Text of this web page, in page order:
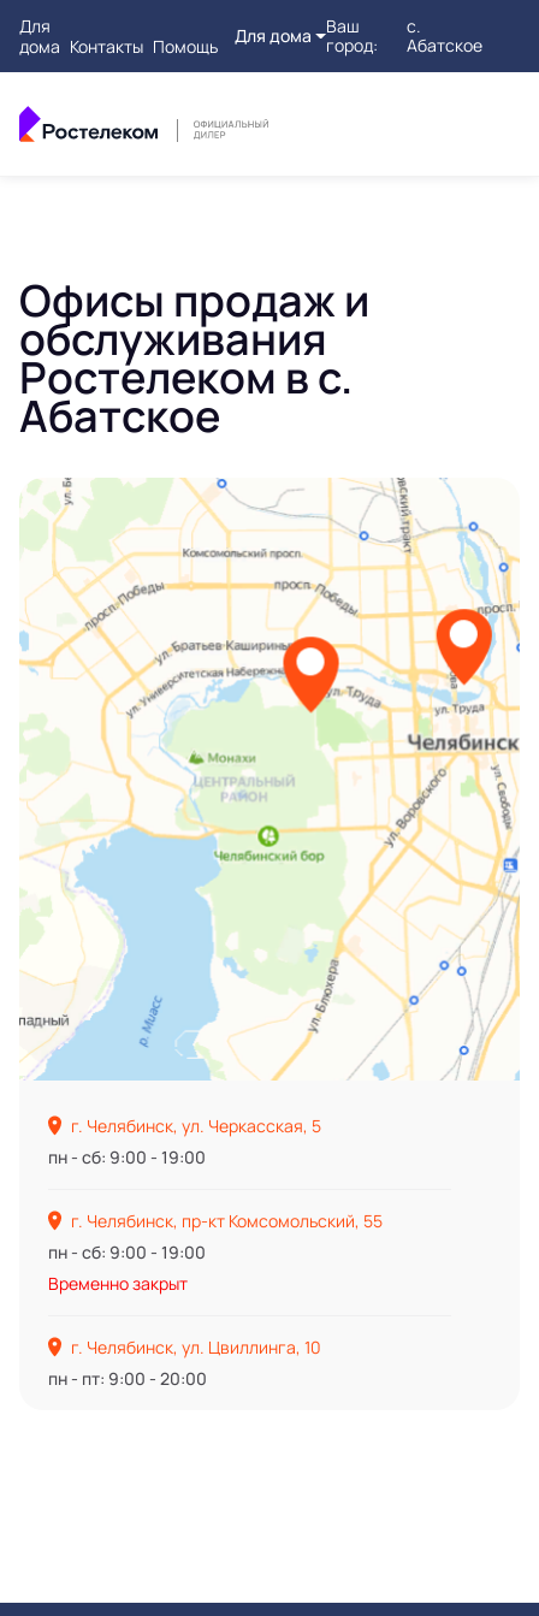
Для
дома Контакты Помощь Для дома
Ваш
город:
с.
Абатское
Офисы продаж и
обслуживания
Ростелеком в с.
Абатское
г. Челябинск, ул. Черкасская, 5
пн - сб: 9:00 - 19:00
г. Челябинск, пр-кт Комсомольский, 55
пн - сб: 9:00 - 19:00
Временно закрыт
г. Челябинск, ул. Цвиллинга, 10
пн - пт: 9:00 - 20:00